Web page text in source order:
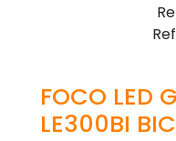
FOCO LED
LE300BI